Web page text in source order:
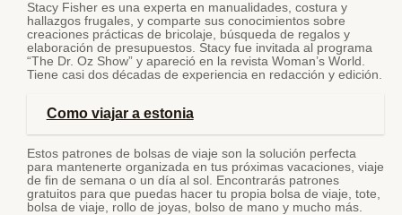
Stacy Fisher es una experta en manualidades, costura y
hallazgos frugales, y comparte sus conocimientos sobre
creaciones prácticas de bricolaje, búsqueda de regalos y
elaboración de presupuestos. Stacy fue invitada al programa
“The Dr. Oz Show” y apareció en la revista Woman’s World.
Tiene casi dos décadas de experiencia en redacción y edición.
Como viajar a estonia
Estos patrones de bolsas de viaje son la solución perfecta
para mantenerte organizada en tus próximas vacaciones, viaje
de fin de semana o un día al sol. Encontrarás patrones
gratuitos para que puedas hacer tu propia bolsa de viaje, tote,
bolsa de viaje, rollo de joyas, bolso de mano y mucho más.